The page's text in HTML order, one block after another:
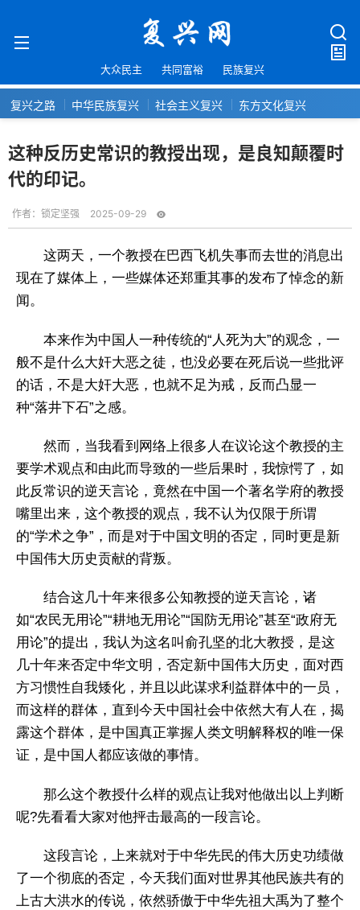
大众民主 共同富裕 民族复兴
复兴之路 中华民族复兴 社会主义复兴 东方文化复兴
这种反历史常识的教授出现，是良知颠覆时
代的印记。
作者： 锁定坚强 2025-09-29
这两天，一个教授在巴西飞机失事而去世的消息出
现在了媒体上，一些媒体还郑重其事的发布了悼念的新
闻。
本来作为中国人一种传统的“人死为大”的观念，一
般不是什么大奸大恶之徒，也没必要在死后说一些批评
的话，不是大奸大恶，也就不足为戒，反而凸显一
种“落井下石”之感。
然而，当我看到网络上很多人在议论这个教授的主
要学术观点和由此而导致的一些后果时，我惊愕了，如
此反常识的逆天言论，竟然在中国一个著名学府的教授
嘴里出来，这个教授的观点，我不认为仅限于所谓
的“学术之争”，而是对于中国文明的否定，同时更是新
中国伟大历史贡献的背叛。
结合这几十年来很多公知教授的逆天言论，诸
如“农民无用论”“耕地无用论”“国防无用论”甚至“政府无
用论”的提出，我认为这名叫俞孔坚的北大教授，是这
几十年来否定中华文明，否定新中国伟大历史，面对西
方习惯性自我矮化，并且以此谋求利益群体中的一员，
而这样的群体，直到今天中国社会中依然大有人在，揭
露这个群体，是中国真正掌握人类文明解释权的唯一保
证，是中国人都应该做的事情。
那么这个教授什么样的观点让我对他做出以上判断
呢?先看看大家对他抨击最高的一段言论。
这段言论，上来就对于中华先民的伟大历史功绩做
了一个彻底的否定，今天我们面对世界其他民族共有的
上古大洪水的传说，依然骄傲于中华先祖大禹为了整个